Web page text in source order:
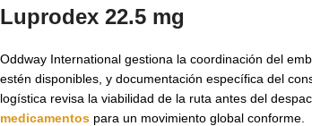
Luprodex 22.5 mg
Oddway International gestiona la coordinación del
estén disponibles, y documentación específica del
logística revisa la viabilidad de la ruta antes del
medicamentos para un movimiento global conforme.